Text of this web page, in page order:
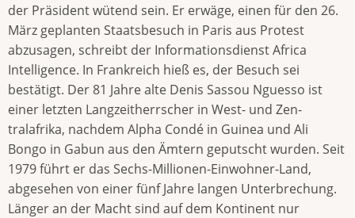
der Präsident wütend sein. Er erwäge, einen für den 26.
März geplanten Staatsbesuch in Paris aus Protest
abzusagen, schreibt der Informationsdienst Africa
Intelligence. In Frankreich hieß es, der Besuch sei
bestätigt. Der 81 Jahre alte Denis Sassou Nguesso ist
einer letzten Langzeitherrscher in West- und Zen­
tralafrika, nachdem Alpha Condé in Guinea und Ali
Bongo in Gabun aus den Ämtern geputscht wurden. Seit
1979 führt er das Sechs-Millionen-Einwohner-Land,
abgesehen von einer fünf Jahre langen Unterbrechung.
Länger an der Macht sind auf dem Kontinent nur